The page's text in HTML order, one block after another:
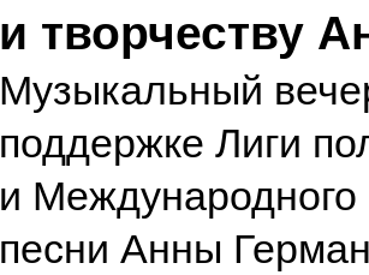
и творчеству
Музыкальный
поддержке Лиги
и
песни Анны